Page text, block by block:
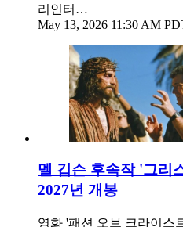
리인터…
May 13, 2026 11:30 AM
멜 깁슨 후속작 '그리
2027년 개봉
영화 '패션 오브 크라이스